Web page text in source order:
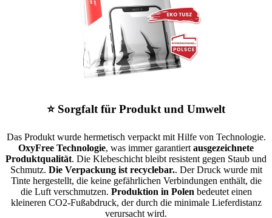
⭐ Sorgfalt für Produkt und Umwelt
Das Produkt wurde hermetisch verpackt mit Hilfe von Technologie.
OxyFree Technologie, was immer garantiert ausgezeichnete
Produktqualität. Die Klebeschicht bleibt resistent gegen Staub und
Schmutz. Die Verpackung ist recyclebar.. Der Druck wurde mit
Tinte hergestellt, die keine gefährlichen Verbindungen enthält, die
die Luft verschmutzen. Produktion in Polen bedeutet einen
kleineren CO2-Fußabdruck, der durch die minimale Lieferdistanz
verursacht wird.